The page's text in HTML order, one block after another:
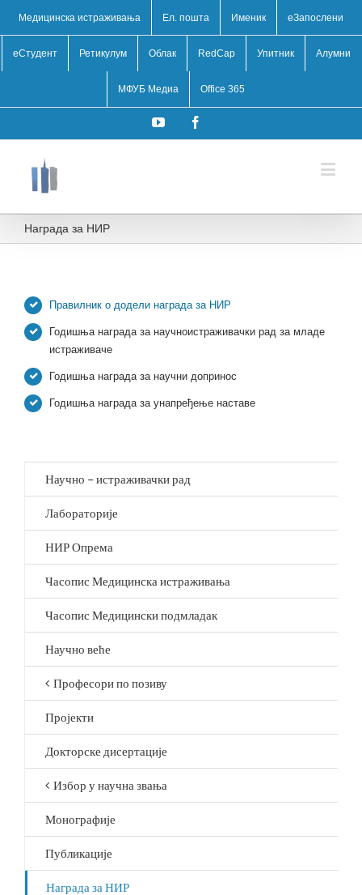
Медицинска истраживања Ел. пошта Именик eЗапослени
еСтудент Ретикулум Облак RedCap Упитник Алумни
МФУБ Медиа Office 365
YouTube
Награда за НИР
Правилник о додели награда за НИР
Годишња награда за научноистраживачки рад за младе
истраживаче
Годишња награда за научни допринос
Годишња награда за унапређење наставе
Научно – истраживачки рад
Лабораторије
НИР Опрема
Часопис Медицинска истраживања
Часопис Медицински подмладак
Научно веће
Професори по позиву
Пројекти
Докторске дисертације
Избор у научна звања
Монографије
Публикације
Награда за НИР